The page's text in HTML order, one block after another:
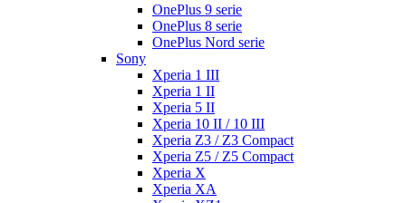
OnePlus 9 serie
OnePlus 8 serie
OnePlus Nord serie
Sony
Xperia 1 III
Xperia 1 II
Xperia 5 II
Xperia 10 II / 10 III
Xperia Z3 / Z3 Compact
Xperia Z5 / Z5 Compact
Xperia X
Xperia XA